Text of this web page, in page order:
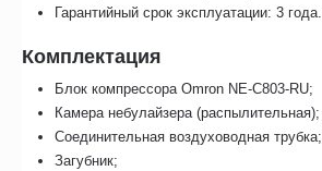
Гарантийный срок эксплуатации: 3 года.
Комплектация
Блок компрессора Omron NE-C803-RU;
Камера небулайзера (распылительная);
Соединительная воздуховодная трубка;
Загубник;